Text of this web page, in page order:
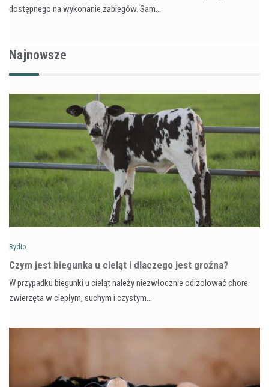
dostępnego na wykonanie zabiegów. Sam…
Najnowsze
Bydło
Czym jest biegunka u cieląt i dlaczego jest groźna?
W przypadku biegunki u cieląt należy niezwłocznie odizolować chore
zwierzęta w ciepłym, suchym i czystym…